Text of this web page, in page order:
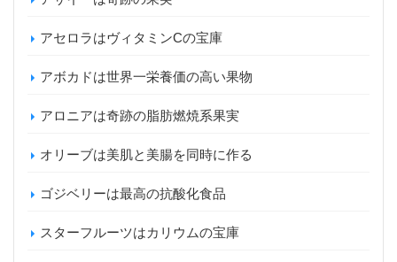
アセロラはヴィタミンCの宝庫
アボカドは世界一栄養価の高い果物
アロニアは奇跡の脂肪燃焼系果実
オリーブは美肌と美腸を同時に作る
ゴジベリーは最高の抗酸化食品
スターフルーツはカリウムの宝庫